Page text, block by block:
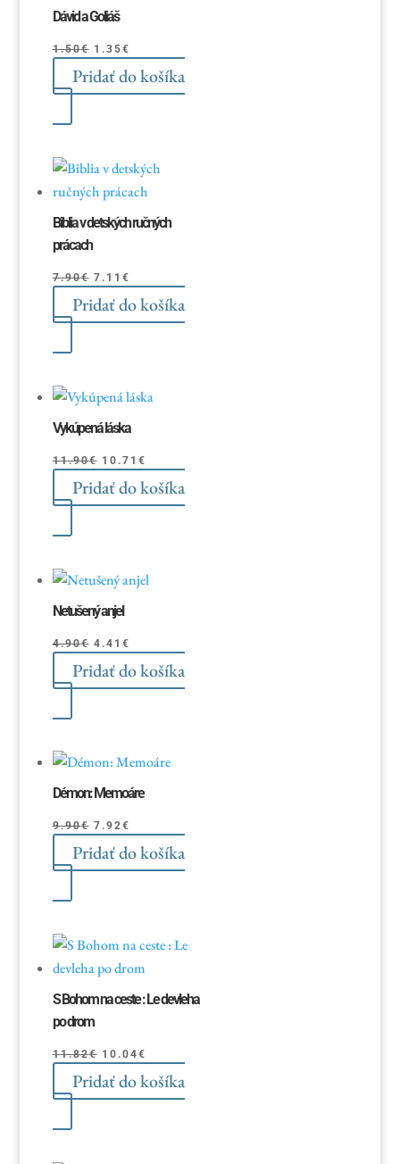
Dávid a Goliáš
1.50€ Pôvodná
cena
bola:
1.35€
cena
je:
Pridať do košíka
Biblia v detských ručných
prácach
7.90€ Pôvodná
cena
bola:
7.11 €
cena
je:
Pridať do košíka
Vykúpená láska
11.90€ Pôvodná
cena
bola:
10.71 €
cena
je:
Pridať do košíka
Netušený anjel
4.90€ Pôvodná
cena
bola:
4.41 €
cena
je:
Pridať do košíka
Démon: Memoáre
9.90€ Pôvodná
cena
bola:
7.92€
cena
je:
Pridať do košíka
S Bohom na ceste : Le devleha
po drom
11.82€ Pôvodná
cena
bola:
10.04€
cena
je:
Pridať do košíka